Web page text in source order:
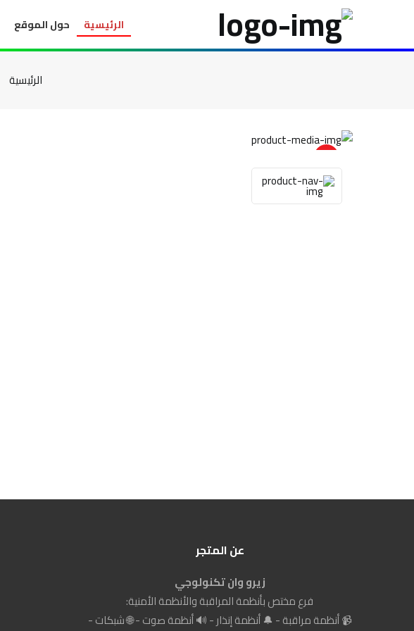
الرئيسية حول الموقع
الرئيسية
item view
عن المتجر
زيرو وان تكنولوجي
فرع مختص بأنظمة المراقبة والأنظمة الأمنية:
📹 أنظمة مراقبة - 🔔 أنظمة إنذار - 🔊 أنظمة صوت - 🌐 شبكات -